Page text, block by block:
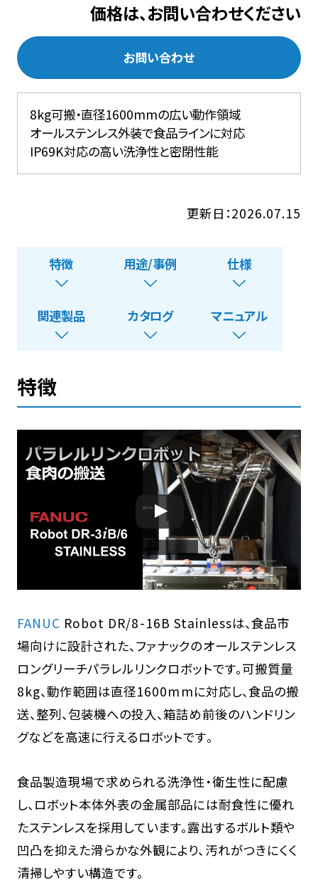
価格は、お問い合わせください
お問い合わせ
8kg可搬・直径1600mmの広い動作領域
オールステンレス外装で食品ラインに対応
IP69K対応の高い洗浄性と密閉性能
更新日：2026.07.15
特徴 用途/事例 仕様
関連製品 カタログ マニュアル
特徴
FANUC Robot DR/8-16B Stainlessは、食品市
場向けに設計された、ファナックのオールステンレス
ロングリーチパラレルリンクロボットです。可搬質量
8kg、動作範囲は直径1600mmに対応し、食品の搬
送、整列、包装機への投入、箱詰め前後のハンドリン
グなどを高速に行えるロボットです。
食品製造現場で求められる洗浄性・衛生性に配慮
し、ロボット本体外表の金属部品には耐食性に優れ
たステンレスを採用しています。露出するボルト類や
凹凸を抑えた滑らかな外観により、汚れがつきにくく
清掃しやすい構造です。